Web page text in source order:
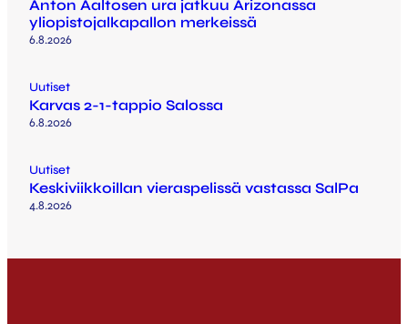
Anton Aaltosen ura jatkuu Arizonassa
yliopistojalkapallon merkeissä
6.8.2026
Uutiset
Karvas 2-1-tappio Salossa
6.8.2026
Uutiset
Keskiviikkoillan vieraspelissä vastassa SalPa
4.8.2026